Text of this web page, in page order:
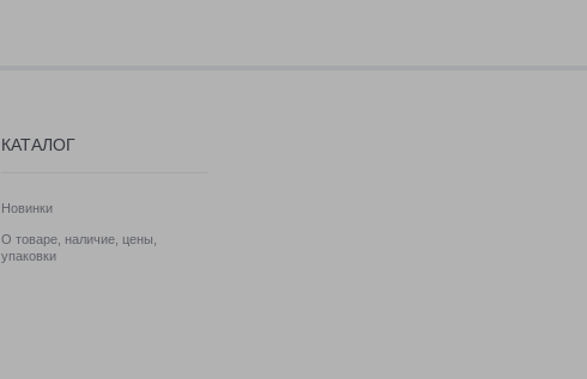
КАТАЛОГ
Новинки
О товаре, наличие, цены,
упаковки